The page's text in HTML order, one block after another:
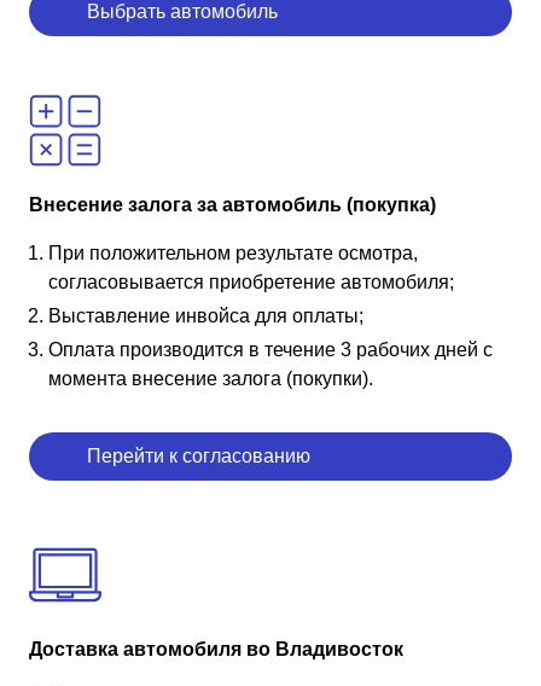
Выбрать автомобиль
Внесение залога за автомобиль (покупка)
При положительном результате осмотра,
согласовывается приобретение автомобиля;
Выставление инвойса для оплаты;
Оплата производится в течение 3 рабочих дней с
момента внесение залога (покупки).
Перейти к согласованию
Доставка автомобиля во Владивосток